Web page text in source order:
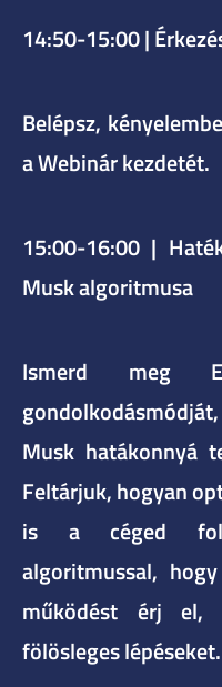
14:50-15:00 |
Belépsz,
a Webinár kezdetét.
15:00-16:00 |
Musk algoritmusa
Ismerd meg
Musk hatákonnyá
Feltárjuk, hogyan
is a céged
algoritmussal,
működést érj el,
fölösleges lépéseket.